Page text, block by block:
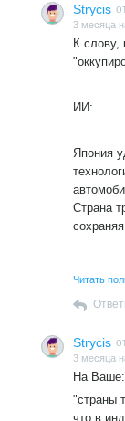
Strycis
3 месяца
К слову,
ИИ:
Япония
Страна
Читать
Strycis
3 месяца
На Ваше:
"страны
что в